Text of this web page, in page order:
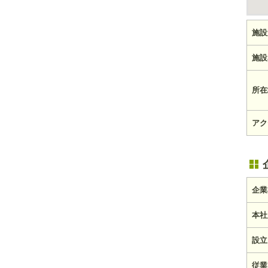
施
施
所
ア
企
本
設立
従